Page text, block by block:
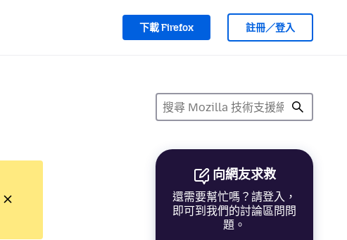
下載 Firefox 註冊／登入
向網友求救
還需要幫忙嗎？請登入，
即可到我們的討論區問問
題。